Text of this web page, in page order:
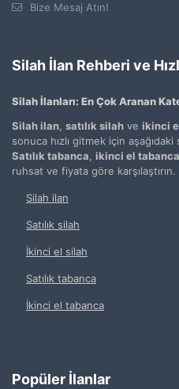
Bize Mesaj Atın!
Silah İlan Rehberi ve
Silah İlanları: En Çok Aranan
Silah ilan, satılık silah ve ikinci
sonuca hızlı gitmek için
Satılık tabanca, ikinci el tabanca
ruhsat ve fiyata göre karşılaştırın.
Silah ilan
Satılık silah
İkinci el silah
Satılık tabanca
İkinci el tabanca
Popüler İlanlar